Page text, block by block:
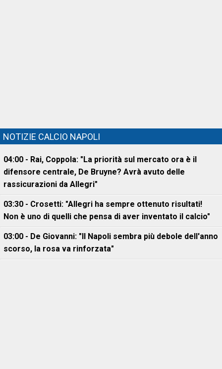
NOTIZIE CALCIO NAPOLI
04:00 - Rai, Coppola: "La priorità sul mercato ora è il
difensore centrale, De Bruyne? Avrà avuto delle
rassicurazioni da Allegri"
03:30 - Crosetti: "Allegri ha sempre ottenuto risultati!
Non è uno di quelli che pensa di aver inventato il calcio"
03:00 - De Giovanni: "Il Napoli sembra più debole dell'anno
scorso, la rosa va rinforzata"